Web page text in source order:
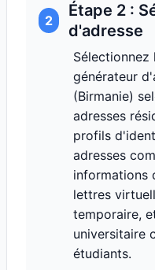
2
Étape 2 :
d'adresse
Sélectionnez
générateur
(Birmanie)
adresses
profils
adresses
informations
lettres
temporaire,
universitaire
étudiants.